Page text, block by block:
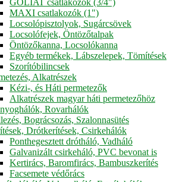
MAXI csatlakozók (1")
Locsolópisztolyok, Sugárcsövek
Locsolófejek, Öntözőtalpak
Öntözőkanna, Locsolókanna
Egyéb termékek, Lábszelepek, Tömítések
Szorítóbilincsek
Alkatrészek
Kézi-, és Háti permetezők
Alkatrészek magyar háti permetezőhöz
Rovarhálók
Bográcsozás, Szalonnasütés
Drótkerítések, Csirkehálók
Ponthegesztett drótháló, Vadháló
Galvanizált csirkeháló, PVC bevonat is
Kertirács, Baromfirács, Bambuszkerítés
Facsemete védőrács